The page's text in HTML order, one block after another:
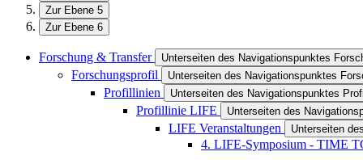
Zur Ebene 5
Zur Ebene 6
Forschung & Transfer Unterseiten des Navigationspunktes
Forschungsprofil Unterseiten des Navigationspunktes
Profillinien Unterseiten des Navigationspunktes
Profillinie LIFE Unterseiten des
LIFE Veranstaltungen Unterseiten
4. LIFE-Symposium - TIME